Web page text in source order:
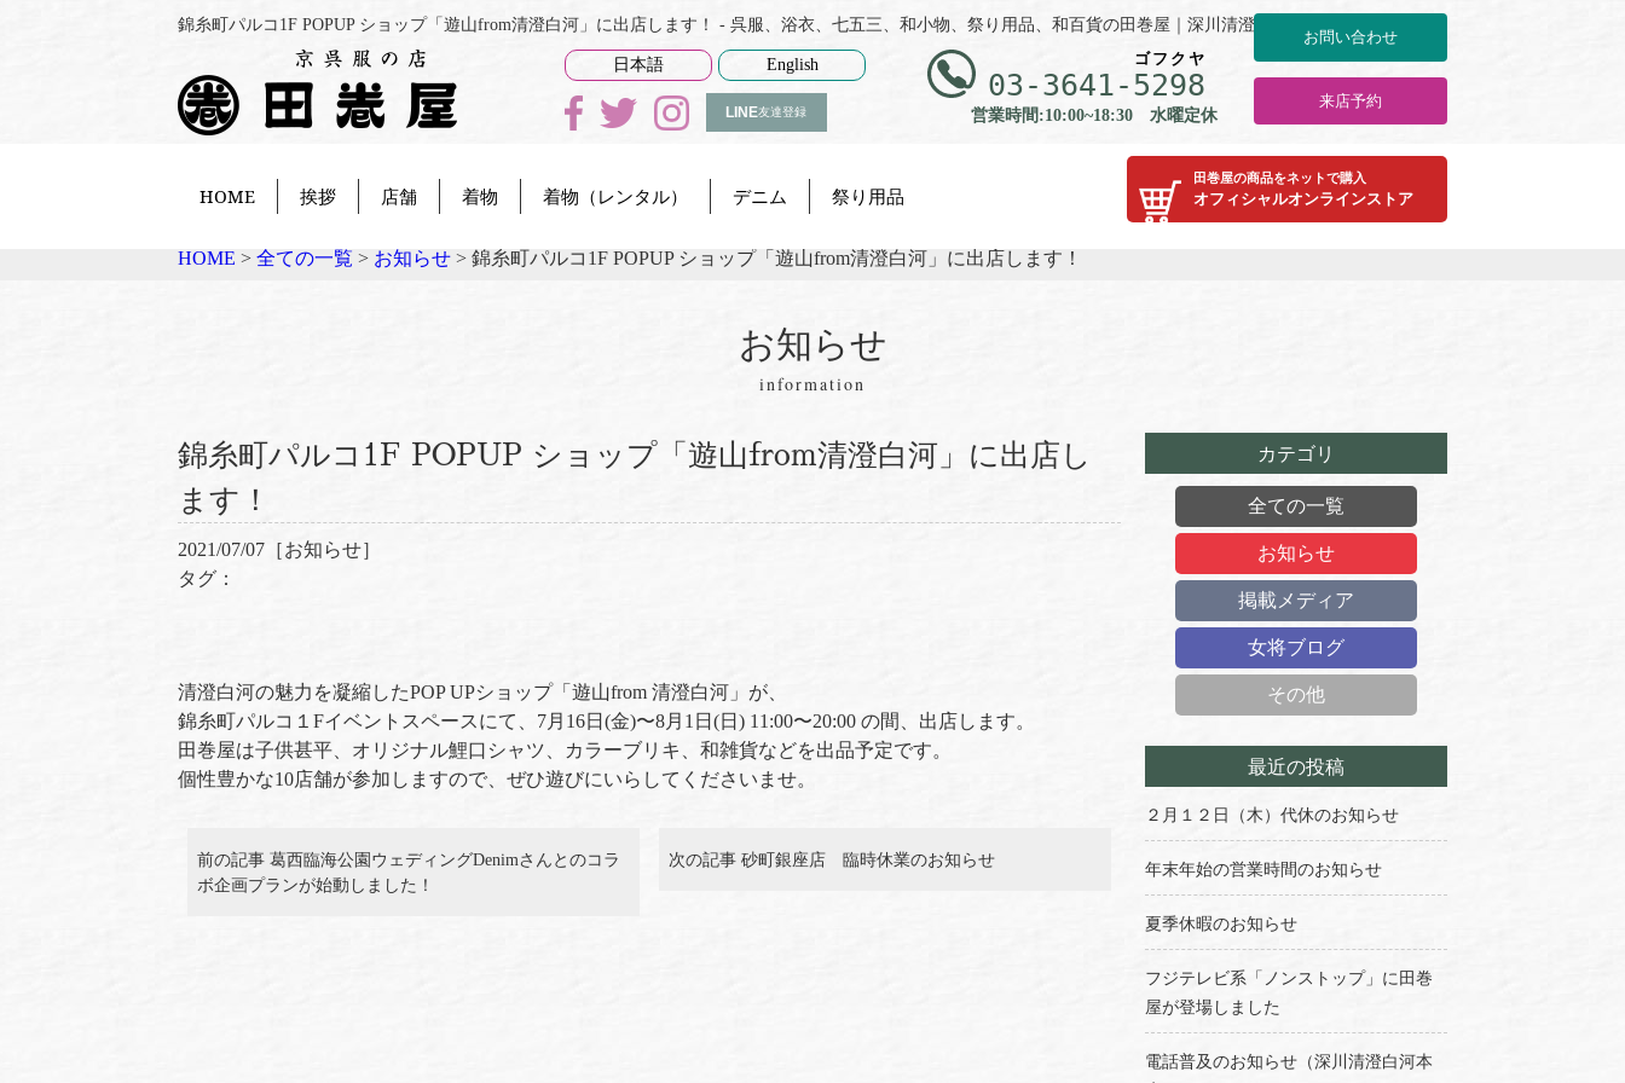
錦糸町パルコ1F POPUP ショップ「遊山from清澄白河」に出店します！ - 呉服、浴衣、七五三、和小物、祭り用品、和百貨の田巻屋｜深川清澄白河
日本語 English
LINE友達登録
03-3641-5
ゴ
2
フ
9
ク
8
ヤ
営業時間:10:00~18:30 水曜定休
来店予約
お問い合わせ
HOME 挨拶 店舗 着物 着物（レンタル） デニム 祭り用品
田巻屋の商品をネットで購入
オフィシャルオンラインストア
HOME > 全ての一覧 > お知らせ > 錦糸町パルコ1F POPUP ショップ「遊山from清澄白河」に出店します！
お知らせ
information
錦糸町パルコ1F POPUP ショップ「遊山from清澄白河」に出店し
ます！
2021/07/07［お知らせ］
タグ：
清澄白河の魅力を凝縮したPOP UPショップ「遊山from 清澄白河」が、
錦糸町パルコ１Fイベントスペースにて、7月16日(金)〜8月1日(日) 11:00〜20:00 の間、出店します。
田巻屋は子供甚平、オリジナル鯉口シャツ、カラーブリキ、和雑貨などを出品予定です。
個性豊かな10店舗が参加しますので、ぜひ遊びにいらしてくださいませ。
前の記事 葛西臨海公園ウェディングDenimさんとのコラ
ボ企画プランが始動しました！
次の記事 砂町銀座店 臨時休業のお知らせ
カテゴリ
全ての一覧
お知らせ
掲載メディア
女将ブログ
その他
最近の投稿
２月１２日（木）代休のお知らせ
年末年始の営業時間のお知らせ
夏季休暇のお知らせ
フジテレビ系「ノンストップ」に田巻
屋が登場しました
電話普及のお知らせ（深川清澄白河本